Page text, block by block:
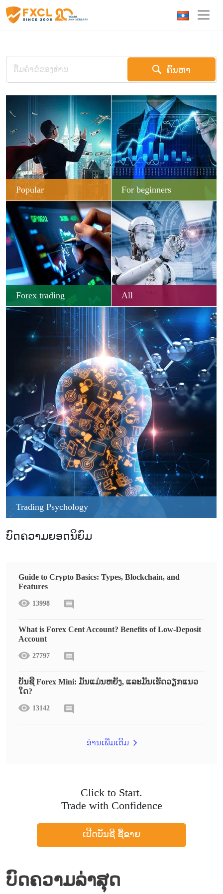
ຄົ້ນຫາ
Popular For beginners
Forex trading All
Trading Psychology
ບົດຄວາມຍອດນິຍົມ
Guide to Crypto Basics: Types, Blockchain, and
Features
13998
What is Forex Cent Account? Benefits of Low-Deposit
Account
27797
ບັນຊີ Forex Mini: ມັນແມ່ນຫຍັງ, ແລະມັນເຮັດວຽກແນວ
ໃດ?
13142
ອ່ານເພີ່ມເຕີມ
Click to Start.
Trade with Confidence
ເປີດບັນຊີ ຊື້ຂາຍ
ບົດຄວາມລ່າສຸດ